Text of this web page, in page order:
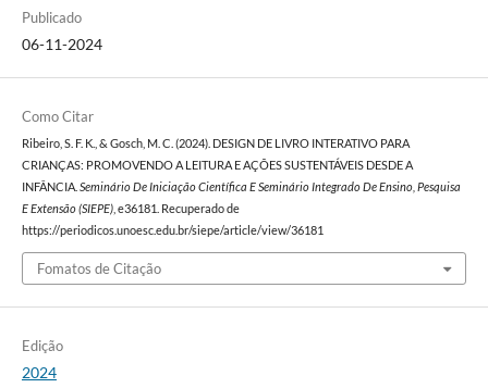
Publicado
06-11-2024
Como Citar
Ribeiro, S. F. K., & Gosch, M. C. (2024). DESIGN DE LIVRO INTERATIVO PARA
CRIANÇAS: PROMOVENDO A LEITURA E AÇÕES SUSTENTÁVEIS DESDE A
INFÂNCIA. Seminário De Iniciação Científica E Seminário Integrado De Ensino, Pesquisa
E Extensão (SIEPE), e36181. Recuperado de
https://periodicos.unoesc.edu.br/siepe/article/view/36181
Fomatos de Citação
Edição
2024